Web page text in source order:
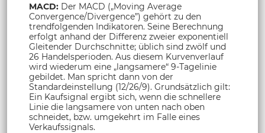
MACD: Der MACD („Moving Average
Convergence/Divergence”) gehört zu den
trendfolgenden Indikatoren. Seine Berechnung
erfolgt anhand der Differenz zweier exponentiell
Gleitender Durchschnitte; üblich sind zwölf und
26 Handelsperioden. Aus diesem Kurvenverlauf
wird wiederum eine „langsamere“ 9-Tagelinie
gebildet. Man spricht dann von der
Standardeinstellung (12/26/9). Grundsätzlich gilt:
Ein Kaufsignal ergibt sich, wenn die schnellere
Linie die langsamere von unten nach oben
schneidet, bzw. umgekehrt im Falle eines
Verkaufssignals.